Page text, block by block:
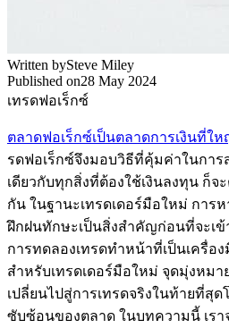
Written bySteve Miley
Published on28 May 2024
เทรดฟอเร็กซ์
ตลาดฟอเร็กซ์เป็นตลาดการเงินที่ใ
รดฟอเร็กซ์จึงมอบวิธีที่คุ้มค่าในกา
เดียวกับทุกสิ่งที่ต้องใช้เงินลงทุน ก็จ
กัน ในฐานะเทรดเดอร์มือใหม่ การ
ฝึกฝนทักษะเป็นสิ่งสำคัญก่อนที่จะเข้
การทดลองเทรดทำหน้าที่เป็นเครื่อ
สำหรับเทรดเดอร์มือใหม่ จุดมุ่งหมา
เปลี่ยนไปสู่การเทรดจริงในท้ายที่สุด
ซับซ้อนของตลาด ในบทความนี้ เรา